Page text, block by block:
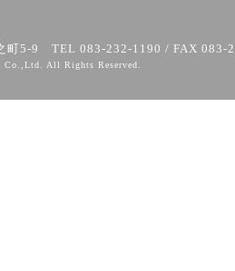
町5-9 TEL 083-232-1190 / FAX 083-
All Rights Reserved.